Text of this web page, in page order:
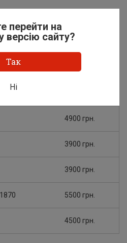
обувь
4900 грн.
3900 грн.
3900 грн.
5500 грн.
4500 грн.
перейти на
версію сайту?
Так
Ні